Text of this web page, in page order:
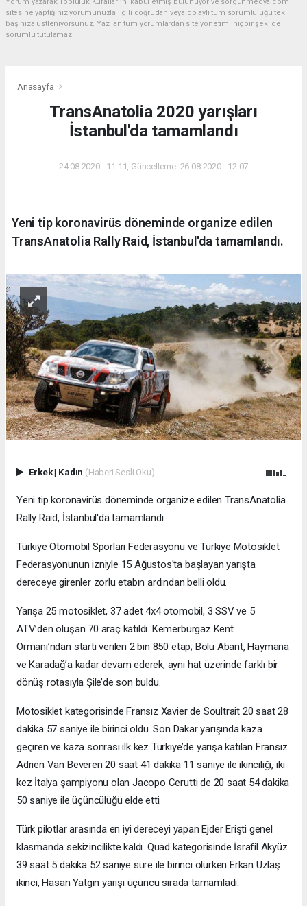
sitesine yaptığınız yorumunuzla ilgili doğrudan veya dolaylı tüm sorumluluğu tek
başınıza üstleniyorsunuz. Yazılan tüm yorumlardan site yönetimi hiçbir şekilde
sorumlu tutulamaz.
Anasayfa
TransAnatolia 2020 yarışları
İstanbul'da tamamlandı
24.08.2020 - 11:11, Güncelleme: 26.08.2020 - 12:07
Yeni tip koronavirüs döneminde organize edilen
TransAnatolia Rally Raid, İstanbul'da tamamlandı.
Erkek| Kadın (Haberi Sesli Oku)
Yeni tip koronavirüs döneminde organize edilen TransAnatolia
Rally Raid, İstanbul'da tamamlandı.
Türkiye Otomobil Sporları Federasyonu ve Türkiye Motosiklet
Federasyonunun izniyle 15 Ağustos'ta başlayan yarışta
dereceye girenler zorlu etabın ardından belli oldu.
Yarışa 25 motosiklet, 37 adet 4x4 otomobil, 3 SSV ve 5
ATV’den oluşan 70 araç katıldı. Kemerburgaz Kent
Ormanı’ndan startı verilen 2 bin 850 etap; Bolu Abant, Haymana
ve Karadağ’a kadar devam ederek, aynı hat üzerinde farklı bir
dönüş rotasıyla Şile’de son buldu.
Motosiklet kategorisinde Fransız Xavier de Soultrait 20 saat 28
dakika 57 saniye ile birinci oldu. Son Dakar yarışında kaza
geçiren ve kaza sonrası ilk kez Türkiye’de yarışa katılan Fransız
Adrien Van Beveren 20 saat 41 dakika 11 saniye ile ikinciliği, iki
kez İtalya şampiyonu olan Jacopo Cerutti de 20 saat 54 dakika
50 saniye ile üçüncülüğü elde etti.
Türk pilotlar arasında en iyi dereceyi yapan Ejder Erişti genel
klasmanda sekizincilikte kaldı. Quad kategorisinde İsrafil Akyüz
39 saat 5 dakika 52 saniye süre ile birinci olurken Erkan Uzlaş
ikinci, Hasan Yatgın yarışı üçüncü sırada tamamladı.